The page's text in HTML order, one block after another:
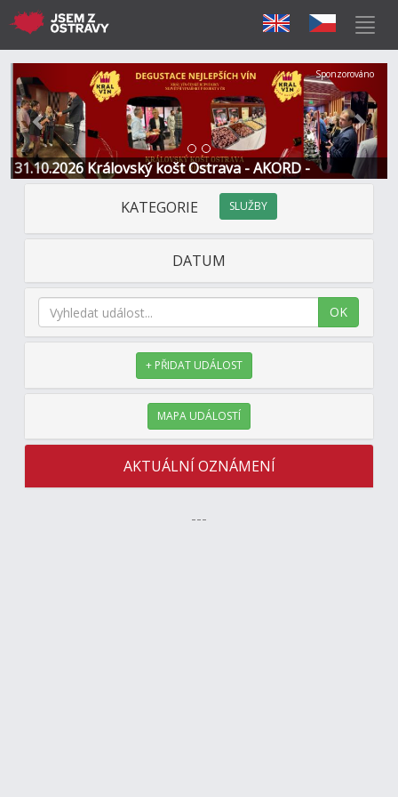
31.10.2026 Královský košt Ostrava - AKORD -
Restaurace a Hotel
Předchozí Další
Sponzorováno
KATEGORIE SLUŽBY
DATUM
OK
+ PŘIDAT UDÁLOST
MAPA UDÁLOSTÍ
AKTUÁLNÍ OZNÁMENÍ
---